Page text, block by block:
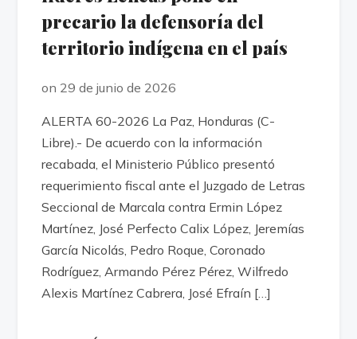
precario la defensoría del
territorio indígena en el país
on 29 de junio de 2026
ALERTA 60-2026 La Paz, Honduras (C-
Libre).- De acuerdo con la información
recabada, el Ministerio Público presentó
requerimiento fiscal ante el Juzgado de Letras
Seccional de Marcala contra Ermin López
Martínez, José Perfecto Calix López, Jeremías
García Nicolás, Pedro Roque, Coronado
Rodríguez, Armando Pérez Pérez, Wilfredo
Alexis Martínez Cabrera, José Efraín […]